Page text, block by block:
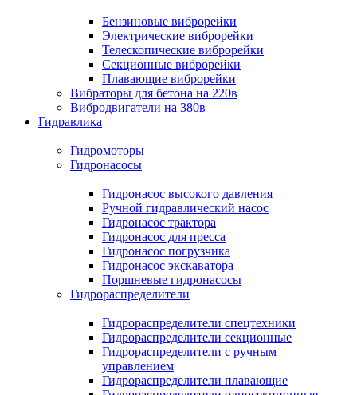
Бензиновые виброрейки
Электрические виброрейки
Телескопические виброрейки
Секционные виброрейки
Плавающие виброрейки
Вибраторы для бетона на 220в
Вибродвигатели на 380в
Гидравлика
Гидромоторы
Гидронасосы
Гидронасос высокого давления
Ручной гидравлический насос
Гидронасос трактора
Гидронасос для пресса
Гидронасос погрузчика
Гидронасос экскаватора
Поршневые гидронасосы
Гидрораспределители
Гидрораспределители спецтехники
Гидрораспределители секционные
Гидрораспределители с ручным
управлением
Гидрораспределители плавающие